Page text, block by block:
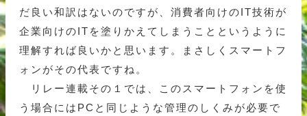
だ良い和訳はないのですが、消費者向けのIT技術が
企業向けのITを塗りかえてしまうことというように
理解すれば良いかと思います。まさしくスマートフ
ォンがその代表ですね。
リレー連載その１では、このスマートフォンを使
う場合にはPCと同じような管理のしくみが必要で